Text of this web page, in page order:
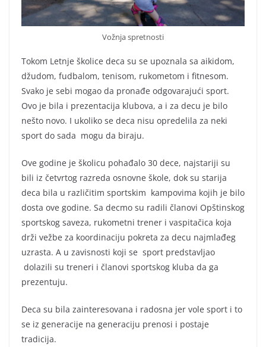
Vožnja spretnosti
Tokom Letnje školice deca su se upoznala sa aikidom,
džudom, fudbalom, tenisom, rukometom i fitnesom.
Svako je sebi mogao da pronađe odgovarajući sport.
Ovo je bila i prezentacija klubova, a i za decu je bilo
nešto novo. I ukoliko se deca nisu opredelila za neki
sport do sada mogu da biraju.
Ove godine je školicu pohađalo 30 dece, najstariji su
bili iz četvrtog razreda osnovne škole, dok su starija
deca bila u različitim sportskim kampovima kojih je bilo
dosta ove godine. Sa decmo su radili članovi Opštinskog
sportskog saveza, rukometni trener i vaspitačica koja
drži vežbe za koordinaciju pokreta za decu najmlađeg
uzrasta. A u zavisnosti koji se sport predstavljao
dolazili su treneri i članovi sportskog kluba da ga
prezentuju.
Deca su bila zainteresovana i radosna jer vole sport i to
se iz generacije na generaciju prenosi i postaje
tradicija.